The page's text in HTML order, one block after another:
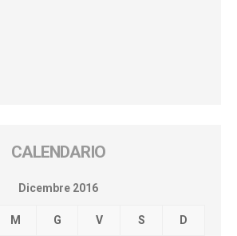
CALENDARIO
Dicembre 2016
M G V S D